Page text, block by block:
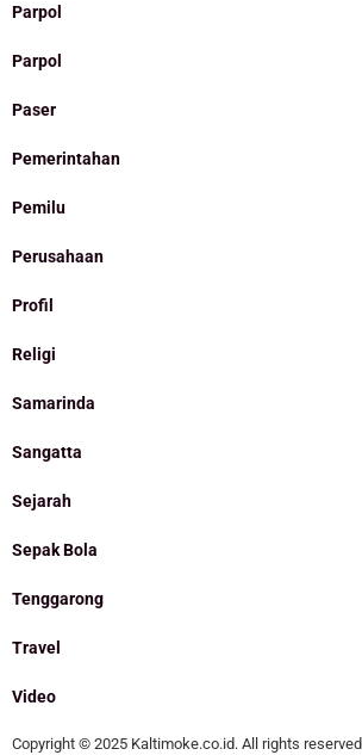
Parpol
Parpol
Paser
Pemerintahan
Pemilu
Perusahaan
Profil
Religi
Samarinda
Sangatta
Sejarah
Sepak Bola
Tenggarong
Travel
Video
Copyright © 2025 Kaltimoke.co.id. All rights reserved